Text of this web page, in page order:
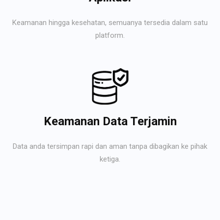
Keamanan hingga kesehatan, semuanya tersedia dalam satu
platform.
Keamanan Data Terjamin
Data anda tersimpan rapi dan aman tanpa dibagikan ke pihak
ketiga.